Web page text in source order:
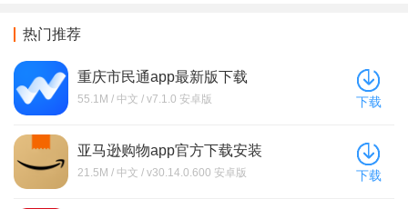
热门推荐
重庆市民通app最新版下载
55.1M / 中文 / v7.1.0 安卓版 下载
亚马逊购物app官方下载安装
21.5M / 中文 / v30.14.0.600 安卓版 下载